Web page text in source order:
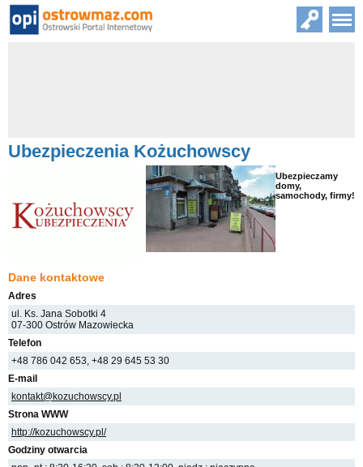
Ubezpieczenia Kożuchowscy
Ubezpieczamy
domy,
samochody, firmy!
Dane kontaktowe
Adres
ul. Ks. Jana Sobotki 4
07-300 Ostrów Mazowiecka
Telefon
+48 786 042 653, +48 29 645 53 30
E-mail
kontakt@kozuchowscy.pl
Strona WWW
http://kozuchowscy.pl/
Godziny otwarcia